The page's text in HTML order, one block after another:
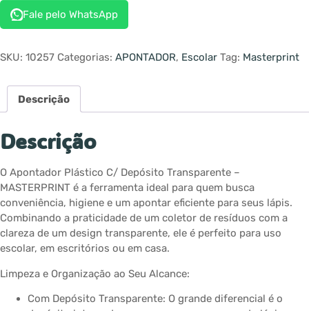
Fale pelo WhatsApp
SKU: 10257 Categorias: APONTADOR, Escolar Tag: Masterprint
Descrição
Descrição
O Apontador Plástico C/ Depósito Transparente –
MASTERPRINT é a ferramenta ideal para quem busca
conveniência, higiene e um apontar eficiente para seus lápis.
Combinando a praticidade de um coletor de resíduos com a
clareza de um design transparente, ele é perfeito para uso
escolar, em escritórios ou em casa.
Limpeza e Organização ao Seu Alcance:
Com Depósito Transparente: O grande diferencial é o